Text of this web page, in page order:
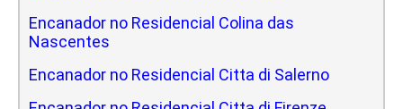
Encanador no Residencial Colina das
Nascentes
Encanador no Residencial Citta di Salerno